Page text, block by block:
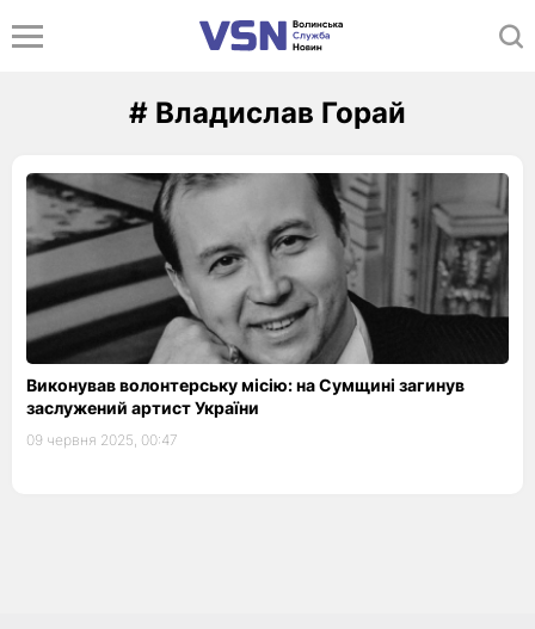
# Владислав Горай
Виконував волонтерську місію: на Сумщині загинув
заслужений артист України
09 червня 2025, 00:47